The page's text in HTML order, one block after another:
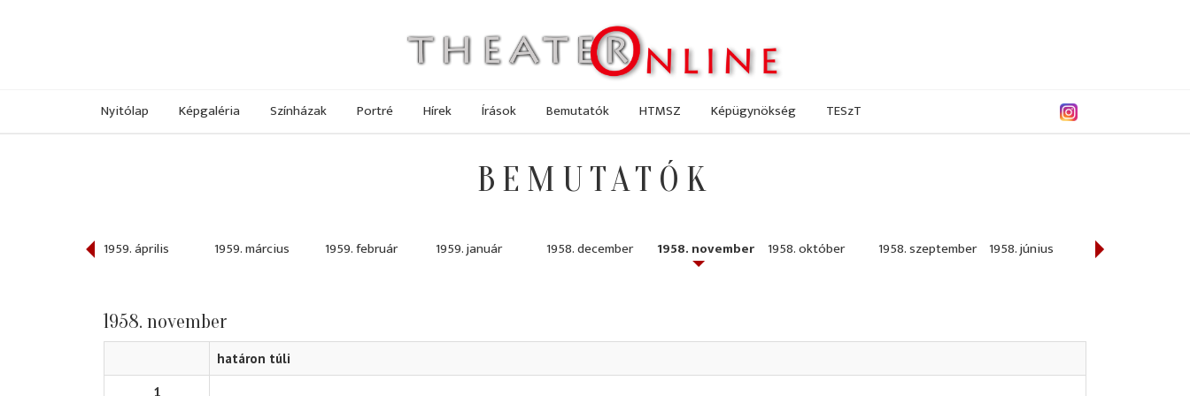
Nyitólap Képgaléria Színházak Portré Hírek Írások Bemutatók HTMSZ Képügynökség TESzT
BEMUTATÓK
1959. április 1959. március 1959. február 1959. január 1958. december 1958. november 1958. október 1958. szeptember 1958. június 1958. május
1958. november
határon túli
1